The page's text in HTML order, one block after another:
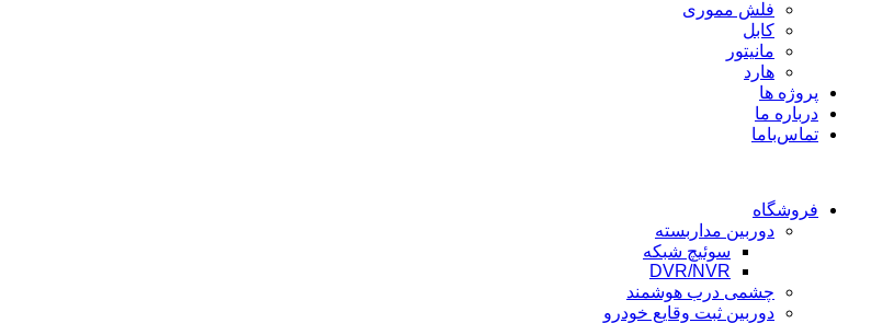
فلش مموری
کابل
مانیتور
هارد
پروژه ها
درباره ما
تماس‌باما
فروشگاه
دوربین مداربسته
سوئیچ شبکه
DVR/NVR
چشمی درب هوشمند
دوربین ثبت وقایع خودرو